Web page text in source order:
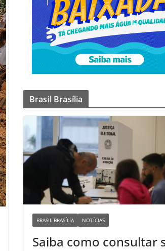
Brasil Brasília
BRASIL BRASÍLIA NOTÍCIAS
Saiba como consultar